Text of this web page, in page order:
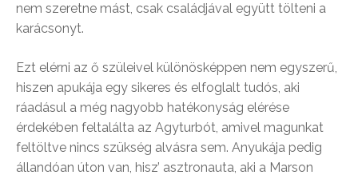
nem szeretne mást, csak családjával együtt tölteni a
karácsonyt.
Ezt elérni az ő szüleivel különösképpen nem egyszerű,
hiszen apukája egy sikeres és elfoglalt tudós, aki
ráadásul a még nagyobb hatékonyság elérése
érdekében feltalálta az Agyturbót, amivel magunkat
feltöltve nincs szükség alvásra sem. Anyukája pedig
állandóan úton van, hisz’ asztronauta, aki a Marson